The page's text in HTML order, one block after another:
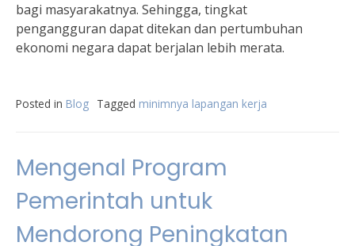
bagi masyarakatnya. Sehingga, tingkat
pengangguran dapat ditekan dan pertumbuhan
ekonomi negara dapat berjalan lebih merata.
Posted in Blog Tagged minimnya lapangan kerja
Mengenal Program
Pemerintah untuk
Mendorong Peningkatan